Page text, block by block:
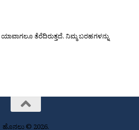
ತೆರೆದಿರುತ್ತದೆ. ನಿಮ್ಮ ಬರಹಗಳನ್ನು
ಹೊನಲು © 2026.